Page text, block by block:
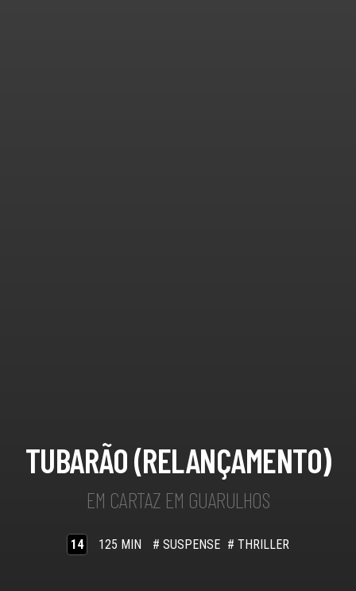
TUBARÃO (RELANÇAMENTO)
EM CARTAZ EM GUARULHOS
14 125 MIN # SUSPENSE # THRILLER